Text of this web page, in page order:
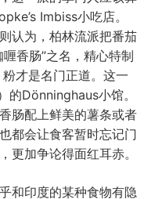
Imbiss小吃店。
认为，柏林流派把番茄
香肠”之名，精心特制
才是名门正道。这一
的Dönninghaus小馆。
肠配上鲜美的薯条或者
都会让食客暂时忘记门
更加争论得面红耳赤。
和印度的某种食物有隐